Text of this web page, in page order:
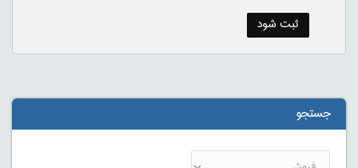
جستجو